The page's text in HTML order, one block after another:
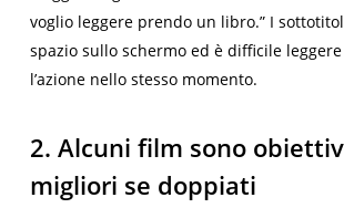
voglio leggere prendo un libro.” I
spazio sullo schermo ed è difficile
l’azione nello stesso momento.
2. Alcuni film sono
migliori se doppiati